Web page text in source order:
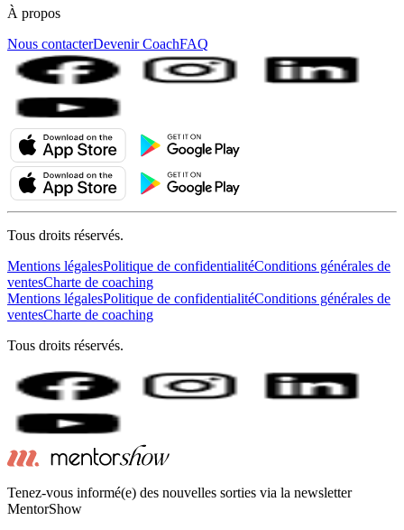
À propos
Nous contacterDevenir CoachFAQ
Tous droits réservés.
Mentions légalesPolitique de confidentialitéConditions générales de
ventesCharte de coaching
Mentions légalesPolitique de confidentialitéConditions générales de
ventesCharte de coaching
Tous droits réservés.
Tenez-vous informé(e) des nouvelles sorties via la newsletter
MentorShow